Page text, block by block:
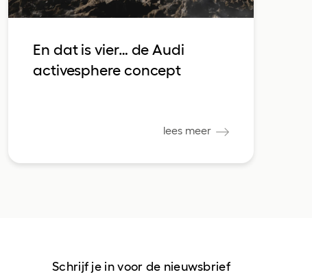
En dat is vier… de Audi
activesphere concept
lees meer
Schrijf je in voor de nieuwsbrief